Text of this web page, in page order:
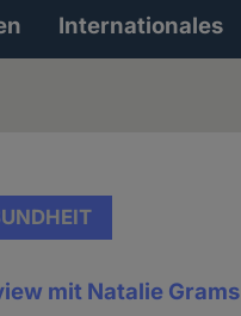
Volltextsuche
Internationales
mit Natalie Grams